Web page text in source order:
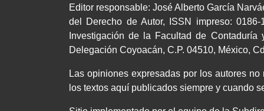
Editor responsable: José Alberto García
del Derecho de Autor, ISSN impreso:
Investigación de la Facultad de
Delegación Coyoacán, C.P. 04510, México,
Las opiniones expresadas por los autores
los textos aquí publicados siempre y cuando